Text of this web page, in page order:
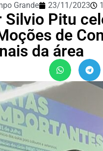
Grande 23/11/2023
Silvio Pitu
de
da área